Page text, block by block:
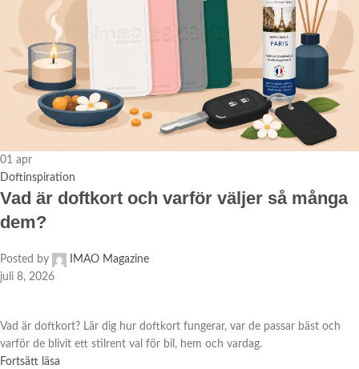
01 apr
Doftinspiration
Vad är doftkort och varför väljer så många
dem?
Posted by
IMAO Magazine
juli 8, 2026
Vad är doftkort? Lär dig hur doftkort fungerar, var de passar bäst och
varför de blivit ett stilrent val för bil, hem och vardag.
Fortsätt läsa